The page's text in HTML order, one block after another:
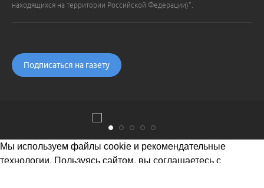
находящихся на территории Российской Федерации)".
Подписаться на газету
Мы используем файлы cookie и рекомендательные
технологии. Пользуясь сайтом, вы соглашаетесь с